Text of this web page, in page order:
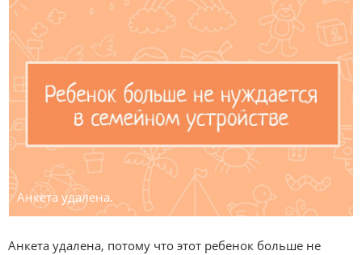
Анкета удалена.
Анкета удалена, потому что этот ребенок больше не